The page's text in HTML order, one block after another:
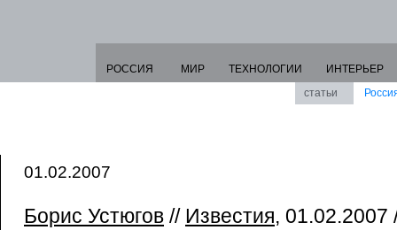
РОССИЯ МИР ТЕХНОЛОГИИ
ИНТЕРЬЕР
статьи
01.02.2007
Борис Устюгов // Известия,